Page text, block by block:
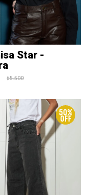
Star -
$ 5.500